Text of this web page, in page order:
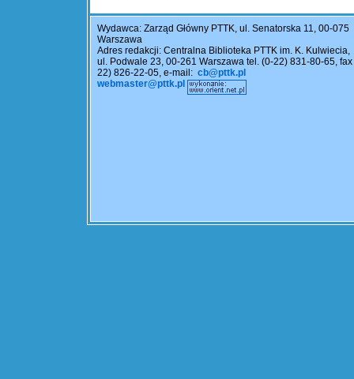
Wydawca: Zarząd Główny PTTK, ul. Senatorska 11, 00-075
Warszawa
Adres redakcji: Centralna Biblioteka PTTK im. K. Kulwiecia,
ul. Podwale 23, 00-261 Warszawa tel. (0-22) 831-80-65, fax
22) 826-22-05, e-mail: cb@pttk.pl
webmaster@pttk.pl